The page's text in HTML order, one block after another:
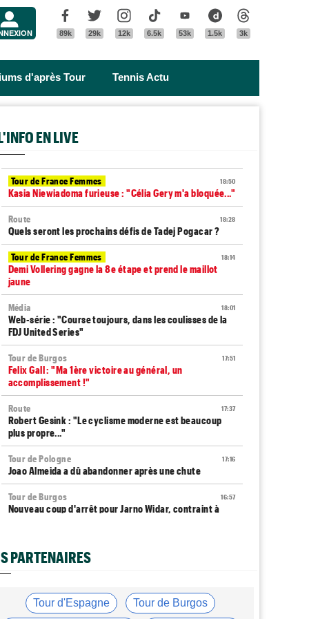
Facebook
89k
Twitter
29k
Instagram
12k
Tik Tok
6.5k
Youtube
53k
Dailymotion
1.5k 3k
d'après Tour Tennis Actu
EN LIVE
18:50
Tour de France Femmes
Kasia Niewiadoma furieuse : "Célia Gery m'a bloquée..."
18:28
Route
Quels seront les prochains défis de Tadej Pogacar ?
18:14
Tour de France Femmes
Demi Vollering gagne la 8e étape et prend le maillot
jaune
18:01
Média
Web-série : "Course toujours, dans les coulisses de la
FDJ United Series"
17:51
Tour de Burgos
Felix Gall : "Ma 1ère victoire au général, un
accomplissement !"
17:37
Route
Robert Gesink : "Le cyclisme moderne est beaucoup
plus propre..."
17:16
Tour de Pologne
Joao Almeida a dû abandonner après une chute
16:57
Tour de Burgos
Nouveau coup d'arrêt pour Jarno Widar, contraint à
Louis Barré remporte la 6e étape et prend la 2e place
du général
Média
Les vidéos cyclisme sont sur Dailymotion :
PARTENAIRES
Tour d'Espagne Tour de Burgos